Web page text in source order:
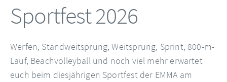
Sportfest 2026
Werfen, Standweitsprung, Weitsprung, Sprint, 800-m-
Lauf, Beachvolleyball und noch viel mehr erwartet
euch beim diesjährigen Sportfest der EMMA am